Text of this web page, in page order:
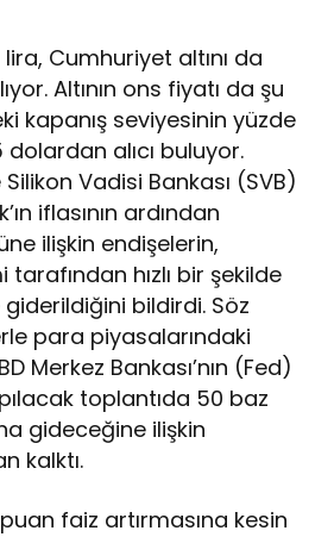
lira, Cumhuriyet altını da
Altının ons fiyatı da şu
kapanış seviyesinin yüzde
dolardan alıcı buluyor.
Vadisi Bankası (SVB)
iflasının ardından
ilişkin endişelerin,
hızlı bir şekilde
bildirdi. Söz
para piyasalarındaki
Merkez Bankası’nın (Fed)
toplantıda 50 baz
gideceğine ilişkin
kalktı.
faiz artırmasına kesin